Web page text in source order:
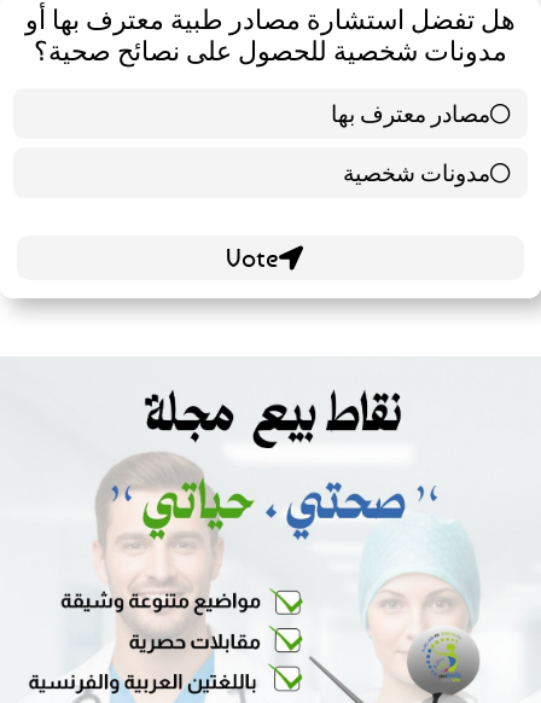
هل تفضل استشارة مصادر طبية معترف بها أو
مدونات شخصية للحصول على نصائح صحية؟
مصادر معترف بها
39 ( 65 % )
مدونات شخصية
21 ( 35 % )